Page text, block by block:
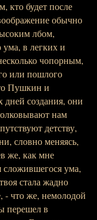
кто будет после
обычно
лбом,
в легких и
чопорным,
или пошлого
Пушкин и
создания, они
нам
детству,
словно меняясь,
же, как мне
сложившегося ума,
стала жадно
- что же, немолодой
перешел в